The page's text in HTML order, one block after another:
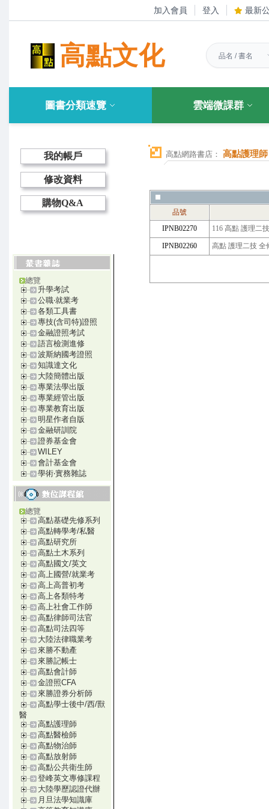
加入會員 登入 最新
高點文化
圖書分類速覽 雲端微課群
我的帳戶
修改資料
購物Q&A
總覽
升學考試
公職‧就業考
各類工具書
專技(含司特)證照
金融證照考試
語言檢測進修
波斯納國考證照
知識達文化
大陸簡體出版
專業法學出版
專業經管出版
專業教育出版
明星作者自版
金融研訓院
證券基金會
WILEY
會計基金會
學術‧實務雜誌
總覽
高點基礎先修系列
高點轉學考/私醫
高點研究所
高點土木系列
高點國文/英文
高上國營/就業考
高上高普初考
高上各類特考
高上社會工作師
高點律師司法官
高點司法四等
大陸法律職業考
來勝不動產
來勝記帳士
高點會計師
金證照CFA
來勝證券分析師
高點學士後中/西/獸
醫
高點護理師
高點醫檢師
高點物治師
高點放射師
高點公共衛生師
登峰英文專修課程
大陸學歷認證代辦
月旦法學知識庫
高點網路書店： 高點護理師
品號
IPNB02270
116 高點 護理二
IPNB02260 高點 護理二技 全